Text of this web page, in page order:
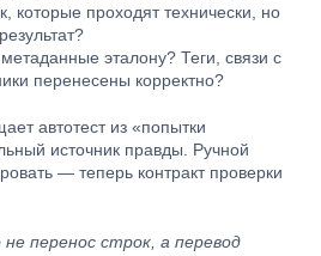
которые проходят технически, но
эталону? Теги, связи с
перенесены корректно?
автотест из «попытки
источник правды. Ручной
— теперь контракт проверки
перенос строк, а перевод